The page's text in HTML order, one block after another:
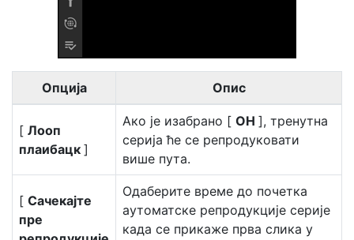
Опција Опис
[ Лооп
плаибацк ]
Ако је изабрано [ ОН ], тренутна
серија ће се репродуковати
више пута.
[ Сачекајте
пре
Одаберите време до почетка
аутоматске репродукције серије
када се прикаже прва слика у